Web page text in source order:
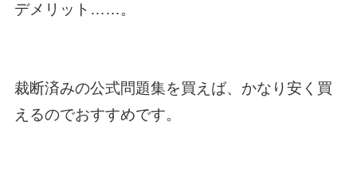
デメリット……。
裁断済みの公式問題集を買えば、かなり安く買
えるのでおすすめです。